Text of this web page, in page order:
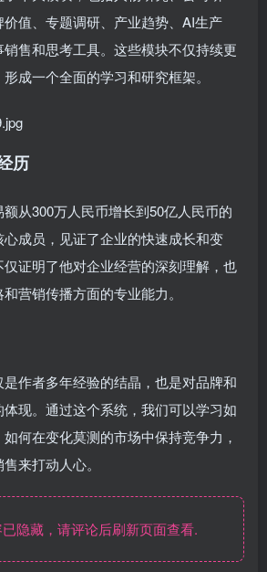
值、专题调研、产业趋势、AI生产
售和思考工具。这些模块不仅持续更
成一个全面的学习和研究框架。
历
从300万人民币增长到50亿人民币的
成员，见证了企业的快速成长和变
证明了他对企业经营的深刻理解，也
营销传播方面的专业能力。
作者多年经验的结晶，也是对品牌和
现。通过这个系统，我们可以学习如
何在变化莫测的市场中保持竞争力，
来打动人心。
隐藏，请评论后刷新页面查看.